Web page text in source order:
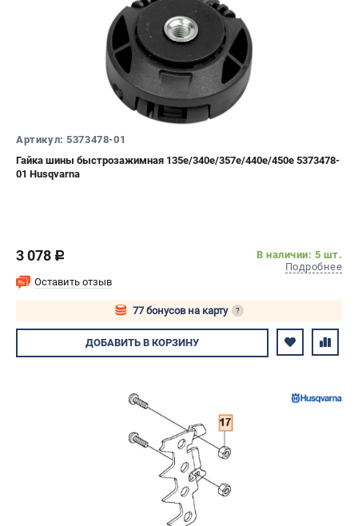
Артикул: 5373478-01
Гайка шины быстрозажимная 135e/340e/357e/440e/450e 5373478-
01 Husqvarna
3 078 c
В наличии: 5 шт.
Подробнее
Оставить отзыв
77 бонусов на карту ?
Авторизуйтесь
ДОБАВИТЬ В КОРЗИНУ